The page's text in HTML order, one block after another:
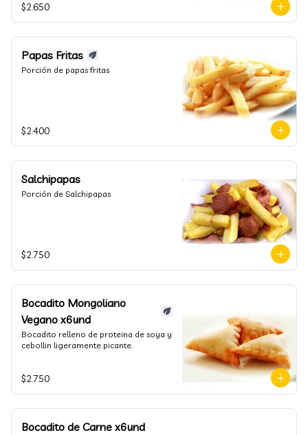
$2.650
Papas Fritas
Porción de papas fritas
$2.400
Salchipapas
Porción de Salchipapas
$2.750
Bocadito Mongoliano
Vegano x6und
Bocadito relleno de proteina de soya y
cebollin ligeramente picante.
$2.750
Bocadito de Carne x6und